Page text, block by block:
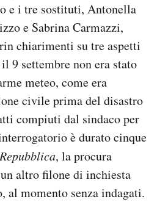
e i tre sostituti, Antonella
e Sabrina Carmazzi,
chiarimenti su tre aspetti
9 settembre non era stato
meteo, come era
civile prima del disastro
compiuti dal sindaco per
è durato cinque
Repubblica, la procura
altro filone di inchiesta
al momento senza indagati.